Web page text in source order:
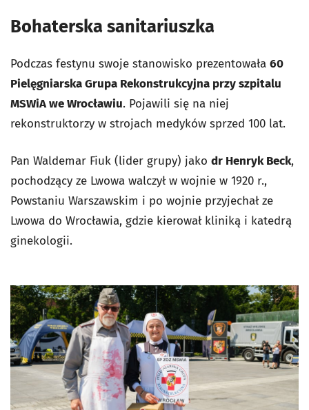
Bohaterska sanitariuszka
Podczas festynu swoje stanowisko prezentowała 60
Pielęgniarska Grupa Rekonstrukcyjna przy szpitalu
MSWiA we Wrocławiu. Pojawili się na niej
rekonstruktorzy w strojach medyków sprzed 100 lat.
Pan Waldemar Fiuk (lider grupy) jako dr Henryk Beck,
pochodzący ze Lwowa walczył w wojnie w 1920 r.,
Powstaniu Warszawskim i po wojnie przyjechał ze
Lwowa do Wrocławia, gdzie kierował kliniką i katedrą
ginekologii.